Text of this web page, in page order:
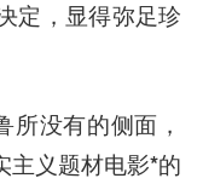
定，显得弥足珍
所没有的侧面，
主义题材电影*的